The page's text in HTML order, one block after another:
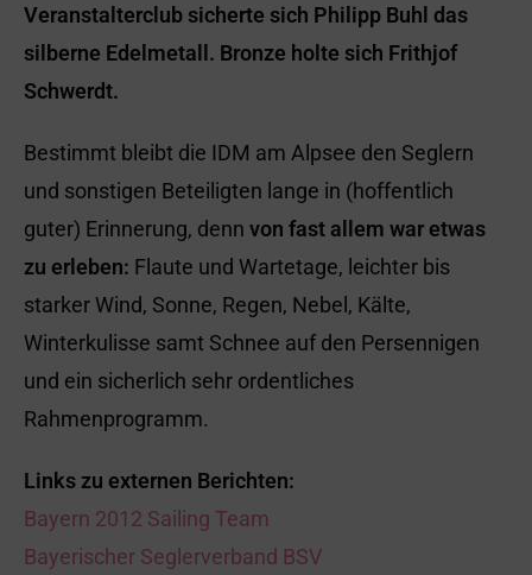
Veranstalterclub sicherte sich Philipp Buhl das
silberne Edelmetall. Bronze holte sich Frithjof
Schwerdt.
Bestimmt bleibt die IDM am Alpsee den Seglern
und sonstigen Beteiligten lange in (hoffentlich
guter) Erinnerung, denn von fast allem war etwas
zu erleben: Flaute und Wartetage, leichter bis
starker Wind, Sonne, Regen, Nebel, Kälte,
Winterkulisse samt Schnee auf den Persennigen
und ein sicherlich sehr ordentliches
Rahmenprogramm.
Links zu externen Berichten:
Bayern 2012 Sailing Team
Bayerischer Seglerverband BSV